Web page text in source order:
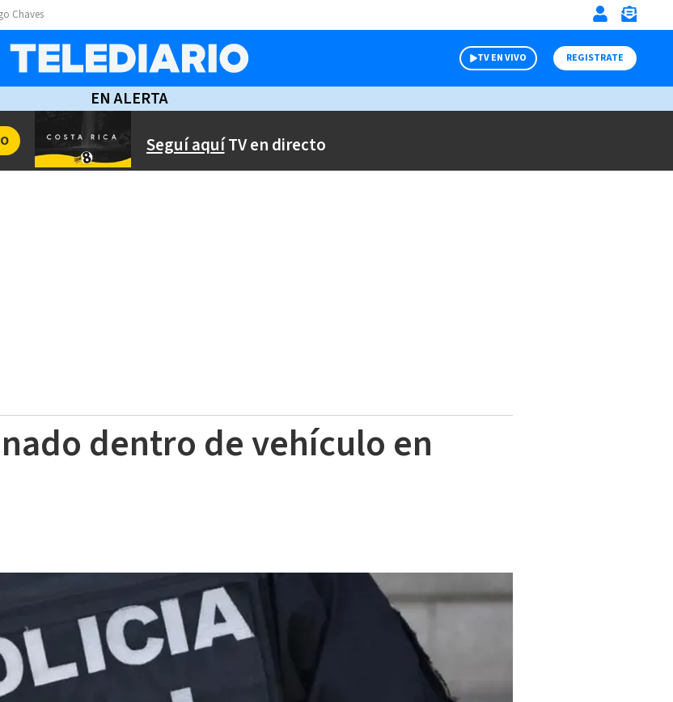
Chaves
TV EN VIVO REGISTRATE
EN ALERTA
Seguí aquíTV en directo
dentro de vehículo en